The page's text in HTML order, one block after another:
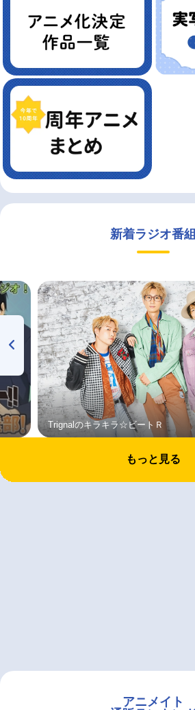
新着ラジオ番組
Trignalのキラキラ☆ビートＲ
もっと見る
アニメイト